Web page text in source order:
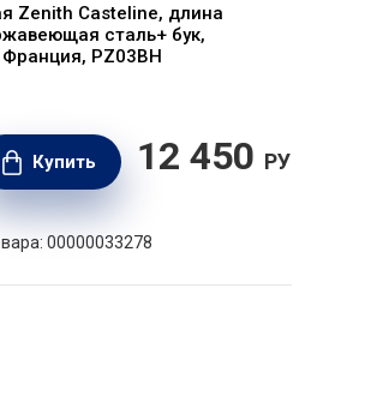
Zenith Casteline, длина
сталь+ бук,
PZ03BH
Купить 12 450 РУБ.
00000033278